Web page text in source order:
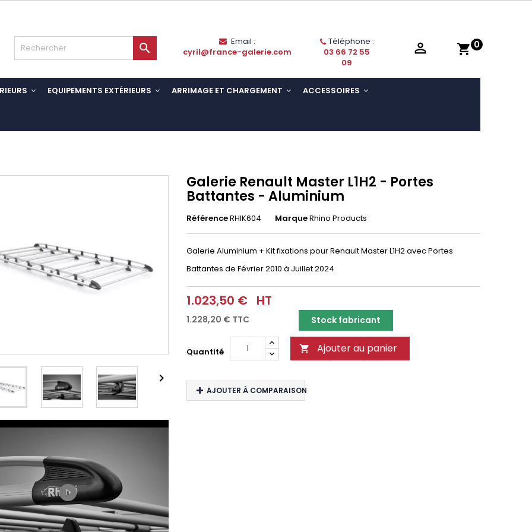
shopping_cart 0

Email :
cyril@france-galerie.com
Téléphone :
03 66 72 55
09

EQUIPEMENTS EXTÉRIEURS ARRIMAGE ET CHARGEMENT ACCESSOIRES

play_circle_filled
Galerie Renault Master L1H2 - Portes
Battantes - Aluminium
RéférenceRHIK604 MarqueRhino Products
Galerie Aluminium + Kit fixations pour Renault Master L1H2 avec Portes
Battantes de Février 2010 à Juillet 2024
1.023,50 € HT
1.228,20 € TTC Stock fabricant
Quantité  Ajouter au panier
AJOUTER À COMPARAISON